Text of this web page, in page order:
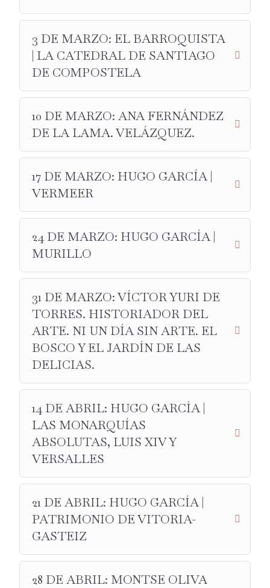
3 DE MARZO: EL BARROQUISTA
| LA CATEDRAL DE SANTIAGO
DE COMPOSTELA
10 DE MARZO: ANA FERNÁNDEZ
DE LA LAMA. VELÁZQUEZ.
17 DE MARZO: HUGO GARCÍA |
VERMEER
24 DE MARZO: HUGO GARCÍA |
MURILLO
31 DE MARZO: VÍCTOR YURI DE
TORRES. HISTORIADOR DEL
ARTE. NI UN DÍA SIN ARTE. EL
BOSCO Y EL JARDÍN DE LAS
DELICIAS.
14 DE ABRIL: HUGO GARCÍA |
LAS MONARQUÍAS
ABSOLUTAS, LUIS XIV Y
VERSALLES
21 DE ABRIL: HUGO GARCÍA |
PATRIMONIO DE VITORIA-
GASTEIZ
28 DE ABRIL: MONTSE OLIVA